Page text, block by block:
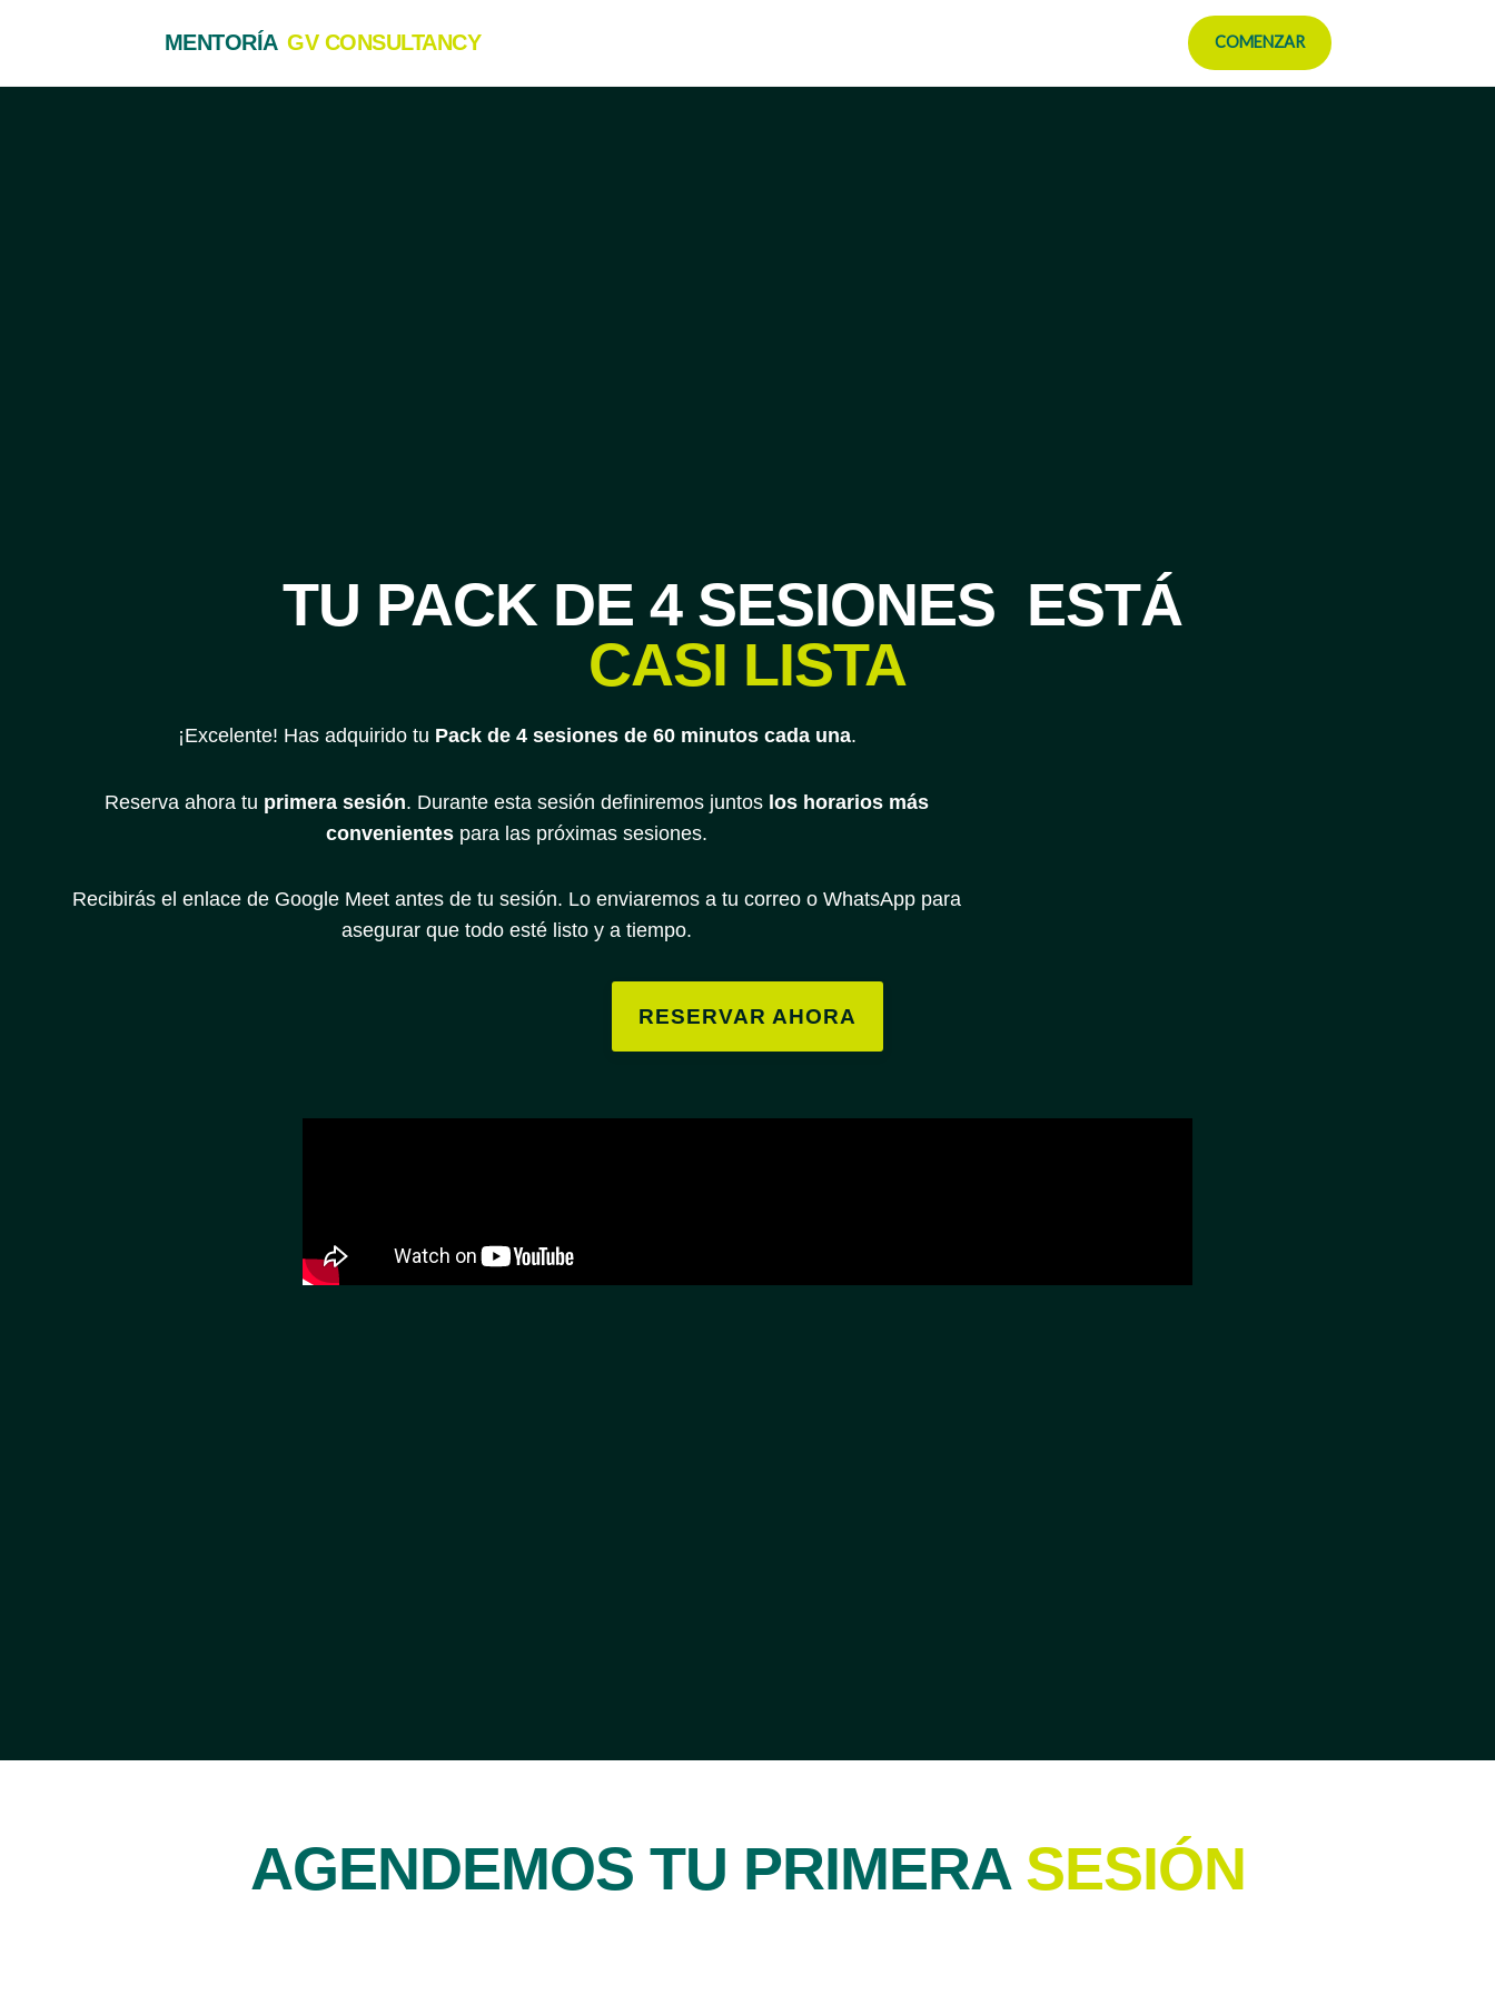
MENTORÍA GV CONSULTANCY COMENZAR
TU PACK DE 4 SESIONES ESTÁ
CASI LISTA
¡Excelente! Has adquirido tu Pack de 4 sesiones de 60 minutos cada una.
Reserva ahora tu primera sesión. Durante esta sesión definiremos juntos los horarios más
convenientes para las próximas sesiones.
Recibirás el enlace de Google Meet antes de tu sesión. Lo enviaremos a tu correo o WhatsApp para
asegurar que todo esté listo y a tiempo.
RESERVAR AHORA
AGENDEMOS TU PRIMERA SESIÓN